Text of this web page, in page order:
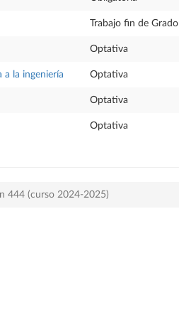
Trabajo fin de Grado
Optativa
a la ingeniería Optativa
Optativa
Optativa
444 (curso 2024-2025)